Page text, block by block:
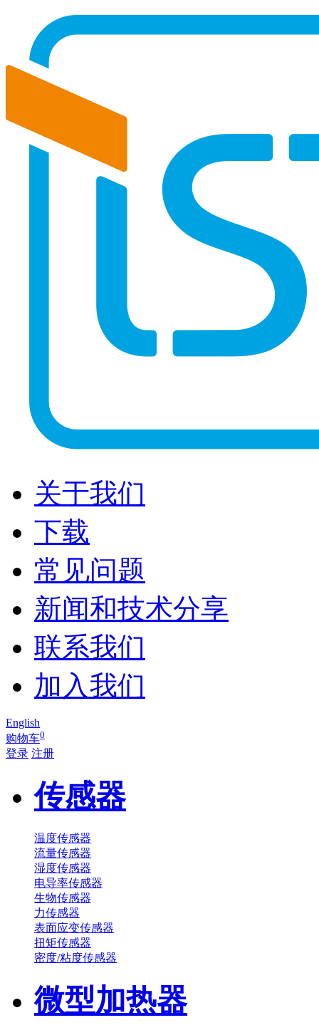
关于我们
下载
常见问题
新闻和技术分享
联系我们
加入我们
English
购物车0
登录 注册
传感器
温度传感器
流量传感器
湿度传感器
电导率传感器
生物传感器
力传感器
表面应变传感器
扭矩传感器
密度/粘度传感器
微型加热器